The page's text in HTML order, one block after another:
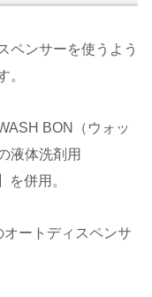
ペンサーを使うよう
。
BON（ウォッ
液体洗剤用
を併用。
ートディスペンサ